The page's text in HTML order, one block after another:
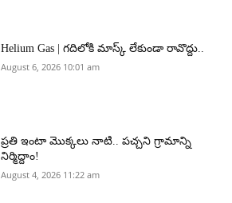
Helium Gas | గదిలోకి మాస్క్ లేకుండా రావొద్దు..
August 6, 2026 10:01 am
ప్రతి ఇంటా మొక్కలు నాటి.. పచ్చని గ్రామాన్ని
నిర్మిద్దాం!
August 4, 2026 11:22 am